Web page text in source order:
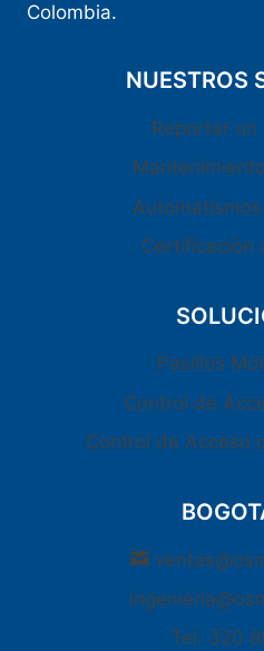
Colombia.
NUESTROS
Reportar un
Certificación
Pasillos
Control de
Control de Acceso
Tel: 320